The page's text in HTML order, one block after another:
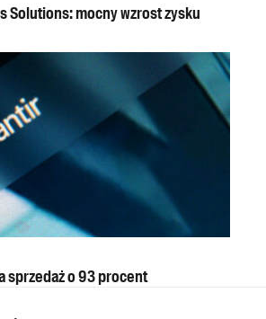
Solutions: mocny wzrost zysku
sprzedaż o 93 procent